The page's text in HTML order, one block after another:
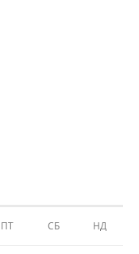
ПТ СБ НД